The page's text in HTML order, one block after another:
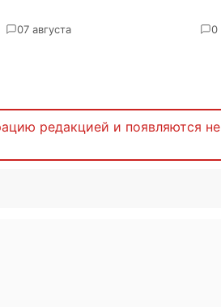
07 августа 0
редакцией и появляются не